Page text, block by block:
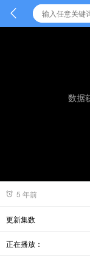
数据
5 年前
更新集数
正在播放：